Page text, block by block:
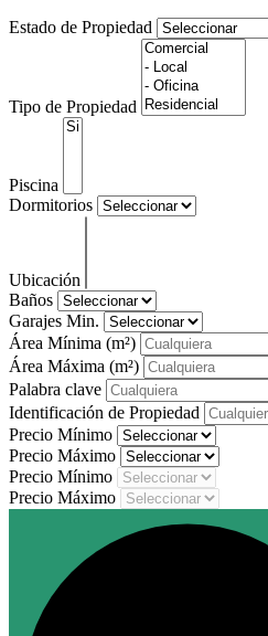
Estado de Propiedad
Tipo de Propiedad
Piscina
Dormitorios
Ubicación
Baños
Garajes Min.
Área Mínima (m²)
Área Máxima (m²)
Palabra clave
Identificación de Propiedad
Precio Mínimo
Precio Máximo
Precio Mínimo
Precio Máximo